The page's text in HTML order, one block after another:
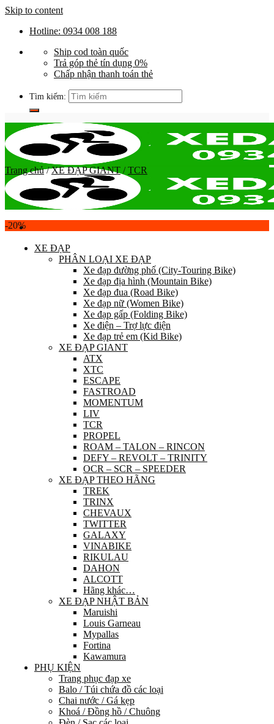
Skip to content
Hotline: 0934 008 188
Ship cod toàn quốc
Trả góp thẻ tín dụng 0%
Chấp nhận thanh toán thẻ
Tìm kiếm:
XE ĐẠP
PHÂN LOẠI XE ĐẠP
Xe đạp đường phố (City-Touring Bike)
Xe đạp địa hình (Mountain Bike)
Xe đạp đua (Road Bike)
Xe đạp nữ (Women Bike)
Xe đạp gấp (Folding Bike)
Xe điện – Trợ lực điện
Xe đạp trẻ em (Kid Bike)
XE ĐẠP GIANT
ATX
XTC
ESCAPE
FASTROAD
MOMENTUM
LIV
TCR
PROPEL
ROAM – TALON – RINCON
DEFY – REVOLT – TRINITY
OCR – SCR – SPEEDER
XE ĐẠP THEO HÃNG
TREK
TRINX
CHEVAUX
TWITTER
GALAXY
VINABIKE
RIKULAU
DAHON
ALCOTT
Hãng khác…
XE ĐẠP NHẬT BẢN
Maruishi
Louis Garneau
Mypallas
Fortina
Kawamura
PHỤ KIỆN
Trang phục đạp xe
Balo / Túi chứa đồ các loại
Chai nước / Gá kẹp
Khoá / Đồng hồ / Chuông
Trang chủ / XE ĐẠP GIANT / TCR
-20%